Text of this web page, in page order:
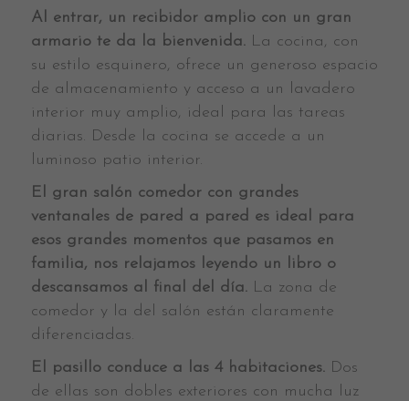
Al entrar, un recibidor amplio con un gran
armario te da la bienvenida. La cocina, con
su estilo esquinero, ofrece un generoso espacio
de almacenamiento y acceso a un lavadero
interior muy amplio, ideal para las tareas
diarias. Desde la cocina se accede a un
luminoso patio interior.
El gran salón comedor con grandes
ventanales de pared a pared es ideal para
esos grandes momentos que pasamos en
familia, nos relajamos leyendo un libro o
descansamos al final del día. La zona de
comedor y la del salón están claramente
diferenciadas.
El pasillo conduce a las 4 habitaciones. Dos
de ellas son dobles exteriores con mucha luz